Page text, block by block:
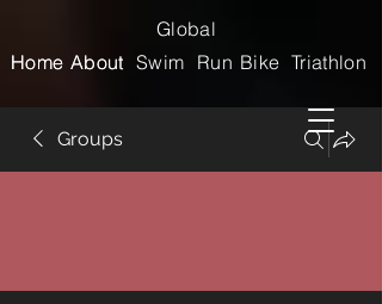
Home
Global
Home
Swim Run Bike Triathlon
About
About
Groups